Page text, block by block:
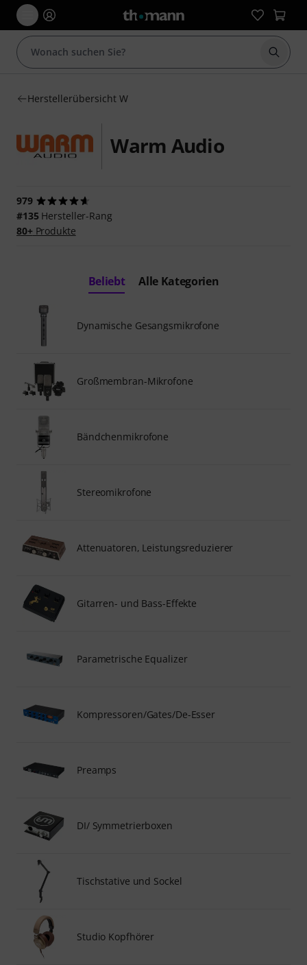
Suche
Herstellerübersicht W
Warm Audio
979
#135 Hersteller-Rang
80+Produkte
Beliebt Alle Kategorien
Dynamische Gesangsmikrofone
Großmembran-Mikrofone
Bändchenmikrofone
Stereomikrofone
Attenuatoren, Leistungsreduzierer
Gitarren- und Bass-Effekte
Parametrische Equalizer
Kompressoren/Gates/De-Esser
Preamps
DI/ Symmetrierboxen
Tischstative und Sockel
Studio Kopfhörer